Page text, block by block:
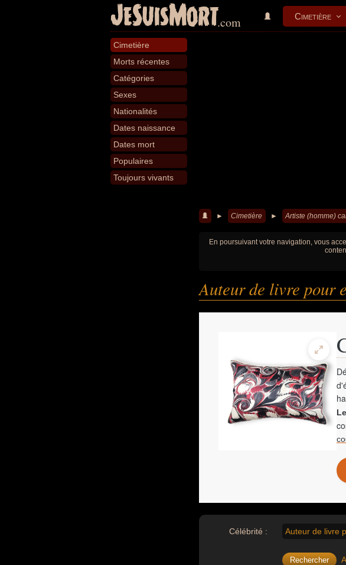
JeSuisMort.com Cimetière
Cimetière
Morts récentes
Catégories
Sexes
Nationalités
Dates naissance
Dates mort
Populaires
Toujours vivants
► Cimetière ► Artiste (homme)
En poursuivant votre navigation, vous
Auteur de livre pour
Célébrité : Auteur de livre